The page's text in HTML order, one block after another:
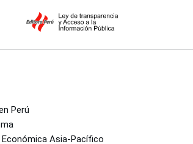
Perú
Asia-Pacífico